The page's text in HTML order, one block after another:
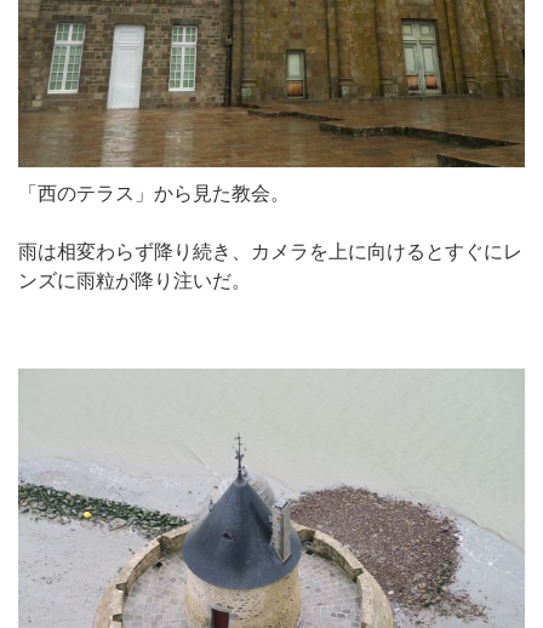
「西のテラス」から見た教会。
雨は相変わらず降り続き、カメラを上に向けるとすぐにレ
ンズに雨粒が降り注いだ。